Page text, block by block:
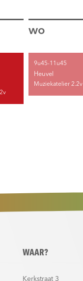
wo
9u45-11u45
Heuvel
Muziekatelier 2.2v
WAAR?
Kerkstraat 3